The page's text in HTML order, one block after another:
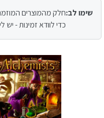
שימו לב:חלק מהמוצרים
כדי לוודא זמינות - יש